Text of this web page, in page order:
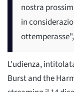
nostra
in
L'udienza,
Burst and the